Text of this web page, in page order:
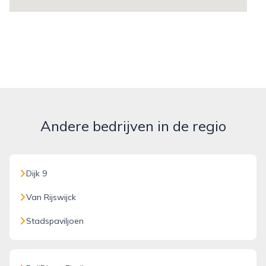
Andere bedrijven in de regio
Dijk 9
Van Rijswijck
Stadspaviljoen